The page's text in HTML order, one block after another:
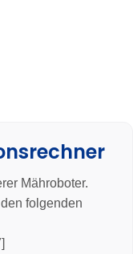
Mähroboter.
folgenden